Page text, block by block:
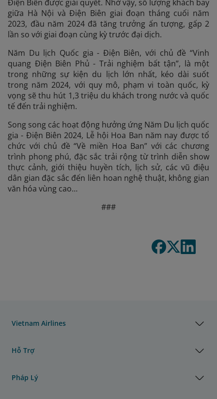
Điện Biên được giải quyết. Nhờ vậy, số lượng khách bay
giữa Hà Nội và Điện Biên giai đoạn tháng cuối năm
2023, đầu năm 2024 đã tăng trưởng ấn tượng, gấp 2
lần so với giai đoạn cùng kỳ trước đại dịch.
Năm Du lịch Quốc gia - Điện Biên, với chủ đề “Vinh
quang Điện Biên Phủ - Trải nghiệm bất tận”, là một
trong những sự kiện du lịch lớn nhất, kéo dài suốt
trong năm 2024, với quy mô, phạm vi toàn quốc, kỳ
vọng sẽ thu hút 1,3 triệu du khách trong nước và quốc
tế đến trải nghiệm.
Song song các hoạt động hưởng ứng Năm Du lịch quốc
gia - Điện Biên 2024, Lễ hội Hoa Ban năm nay được tổ
chức với chủ đề “Về miền Hoa Ban” với các chương
trình phong phú, đặc sắc trải rộng từ trình diễn show
thực cảnh, giới thiệu huyền tích, lịch sử, các vũ điệu
dân gian đặc sắc đến liên hoan nghệ thuật, không gian
văn hóa vùng cao…
###
Vietnam Airlines
Hỗ Trợ
Pháp Lý